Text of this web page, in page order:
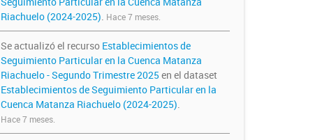
Riachuelo (2024-2025). Hace 7 meses.
Se actualizó el recurso Establecimientos de
Seguimiento Particular en la Cuenca Matanza
Riachuelo - Segundo Trimestre 2025 en el dataset
Establecimientos de Seguimiento Particular en la
Cuenca Matanza Riachuelo (2024-2025).
Hace 7 meses.